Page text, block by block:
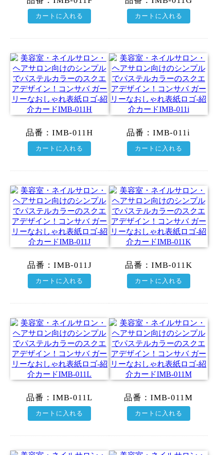
カートに入れる カートに入れる
品番：IMB-011H
カートに入れる
品番： IMB-011i
カートに入れる
品番： IMB-011J
カートに入れる
品番： IMB-011K
カートに入れる
品番：IMB-011L
カートに入れる
品番： IMB-011M
カートに入れる